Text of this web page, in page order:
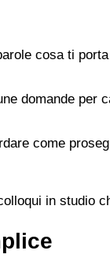
cosa ti
domande per
come
in studio